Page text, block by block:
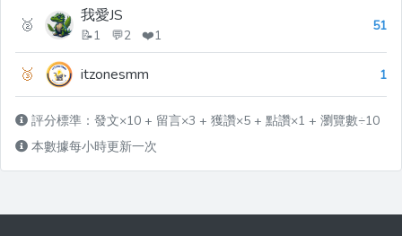
🥈 我愛JS
📝1 💬2 ❤️1
51
🥉 itzonesmm 1
評分標準：發文×10 + 留言×3 + 獲讚×5 + 點讚×1 + 瀏覽數÷10
本數據每小時更新一次